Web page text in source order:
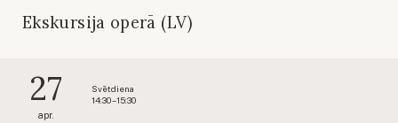
Ekskursija operā (LV)
27
apr.
Svētdiena
14:30 – 15:30